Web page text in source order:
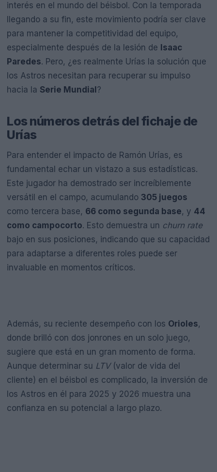
interés en el mundo del béisbol. Con la temporada
llegando a su fin, este movimiento podría ser clave
para mantener la competitividad del equipo,
especialmente después de la lesión de Isaac
Paredes. Pero, ¿es realmente Urías la solución que
los Astros necesitan para recuperar su impulso
hacia la Serie Mundial ?
Los números detrás del fichaje de
Urías
Para entender el impacto de Ramón Urías, es
fundamental echar un vistazo a sus estadísticas.
Este jugador ha demostrado ser increíblemente
versátil en el campo, acumulando 305 juegos
como tercera base, 66 como segunda base, y 44
como campocorto. Esto demuestra un churn rate
bajo en sus posiciones, indicando que su capacidad
para adaptarse a diferentes roles puede ser
invaluable en momentos críticos.
Además, su reciente desempeño con los Orioles,
donde brilló con dos jonrones en un solo juego,
sugiere que está en un gran momento de forma.
Aunque determinar su LTV(valor de vida del
cliente) en el béisbol es complicado, la inversión de
los Astros en él para 2025 y 2026 muestra una
confianza en su potencial a largo plazo.